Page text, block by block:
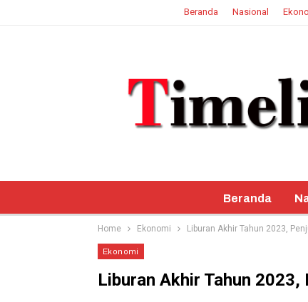
Beranda Nasional
Beranda
Home Ekonomi Liburan Akhir Tahun 2023,
Ekonomi
Liburan Akhir Tahun